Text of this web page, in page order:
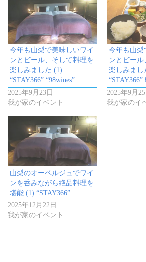
今年も山梨で美味しいワイ
ンとビール、そして料理を
楽しみました (1)
“STAY366” “98wines”
2025年9月23日
我が家のイベント
今年も山梨
ンとビール
楽しみまし
“STAY366”
2025年9月25
我が家のイ
山梨のオーベルジュでワイ
ンを呑みながら絶品料理を
堪能 (1) “STAY366”
2025年12月22日
我が家のイベント